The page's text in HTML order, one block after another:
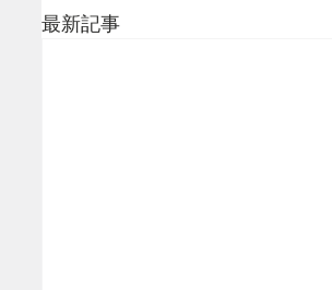
最新記事